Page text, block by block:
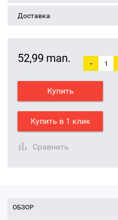
Доставка
52,99 man. -
Купить
Купить в 1 клик
Сравнить
ОБЗОР